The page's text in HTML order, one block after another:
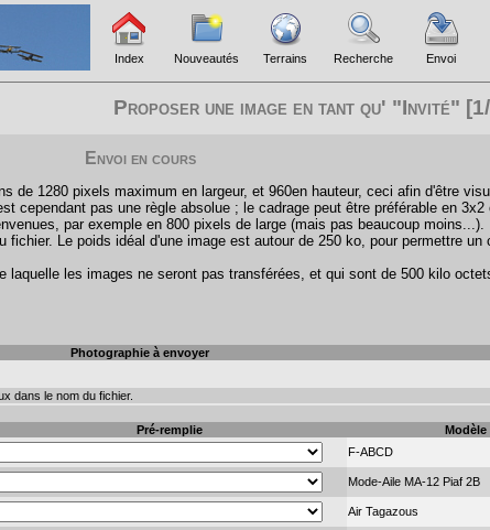
Index Nouveautés Terrains Recherche Envoi
Proposer une image en tant qu' "Invité"
Envoi en cours
de 1280 pixels maximum en largeur, et 960en hauteur, ceci afin d'être
cependant pas une règle absolue ; le cadrage peut être préférable en 3x2
par exemple en 800 pixels de large (mais pas beaucoup moins...).
fichier. Le poids idéal d'une image est autour de 250 ko, pour permettre un
laquelle les images ne seront pas transférées, et qui sont de 500 kilo
Photographie à envoyer
dans le nom du fichier.
Pré-remplie
Modèle
F-ABCD
Mode-Aile MA-12 Piaf 2B
Air Tagazous